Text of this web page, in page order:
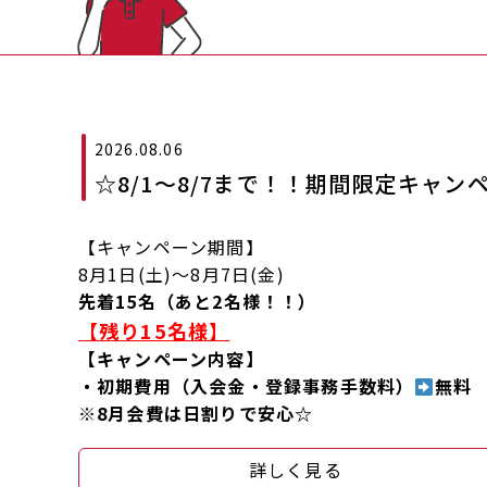
2026.08.06
☆8/1～8/7まで！！期間限定キャン
【キャンペーン期間】
8月1日(土)～8月7日(金)
先着15名（あと2名様！！）
【残り15名様】
【キャンペーン内容】
・初期費用（入会金・登録事務手数料）
無料
※8月会費は日割りで安心☆
詳しく見る